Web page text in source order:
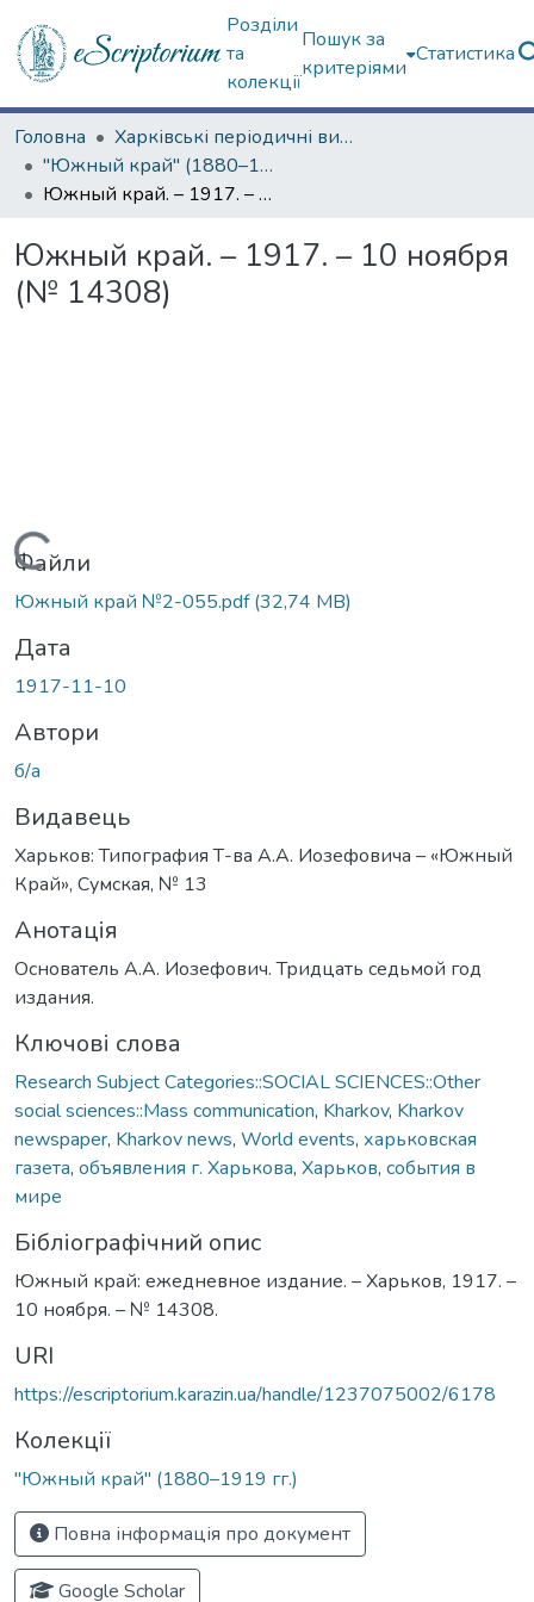
Розділи
та
колекції
Пошук за
критеріями
Статистика
Головна
Харківські періодичні видання
"Южный край" (1880–1919 гг.)
Южный край. – 1917. – 10 ноября (№ 14308)
Южный край. – 1917. – 10 ноября
(№ 14308)
Вантажиться...
Файли
Южный край №2-055.pdf(32,74 MB)
Дата
1917-11-10
Автори
б/а
Видавець
Харьков: Типография Т-ва А.А. Иозефовича – «Южный
Край», Сумская, № 13
Анотація
Основатель А.А. Иозефович. Тридцать седьмой год
издания.
Ключові слова
Research Subject Categories::SOCIAL SCIENCES::Other
social sciences::Mass communication, Kharkov, Kharkov
newspaper, Kharkov news, World events, харьковская
газета, объявления г. Харькова, Харьков, события в
мире
Бібліографічний опис
Южный край: ежедневное издание. – Харьков, 1917. –
10 ноября. – № 14308.
URI
https://escriptorium.karazin.ua/handle/1237075002/6178
Колекції
"Южный край" (1880–1919 гг.)
Повна інформація про документ
Google Scholar